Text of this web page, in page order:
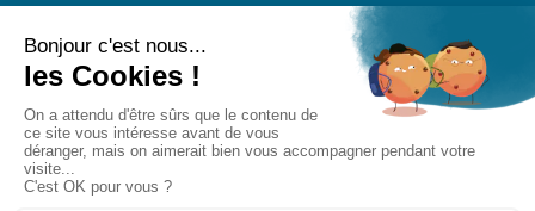
Actualités Audilab
Pour les pros
Le réseau Audilab
Notre histoire – Nos valeurs
Le choix de la qualité